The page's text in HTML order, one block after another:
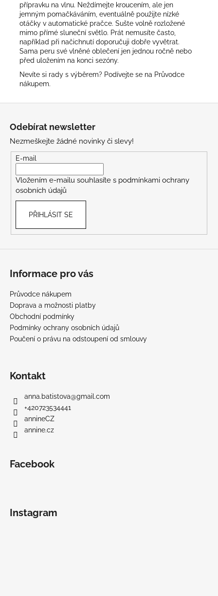
přípravku na vlnu. Neždímejte kroucením, ale jen
jemným pomačkáváním, eventuálně použijte nízké
otáčky v automatické pračce. Sušte volně rozložené
mimo přímé sluneční světlo. Prát nemusíte často,
například při načichnutí doporučuji dobře vyvětrat.
Sama peru své vlněné oblečení jen jednou ročně nebo
před uložením na konci sezóny.
Nevíte si rady s výběrem? Podívejte se na Průvodce
nákupem.
Odebírat newsletter
Nezmeškejte žádné novinky či slevy!
E-mail
Vložením e-mailu souhlasíte s podmínkami ochrany
osobních údajů
PŘIHLÁSIT SE
Informace pro vás
Průvodce nákupem
Doprava a možnosti platby
Obchodní podmínky
Podmínky ochrany osobních údajů
Poučení o právu na odstoupení od smlouvy
Kontakt
anna.batistova@gmail.com
+420723534441
annineCZ
annine.cz
Facebook
Instagram